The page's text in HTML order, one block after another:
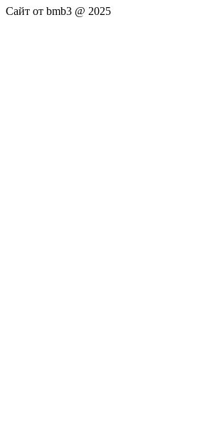
Сайт от bmb3 @ 2025